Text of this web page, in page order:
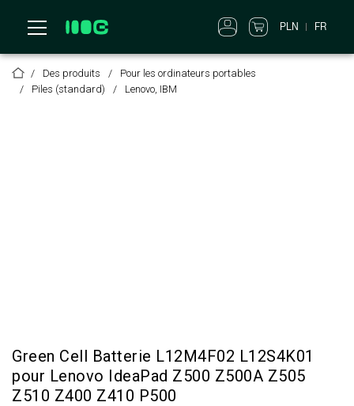
PLN FR
Des produits
Pour les ordinateurs portables
Piles (standard)
Lenovo, IBM
Green Cell Batterie L12M4F02 L12S4K01
pour Lenovo IdeaPad Z500 Z500A Z505
Z510 Z400 Z410 P500